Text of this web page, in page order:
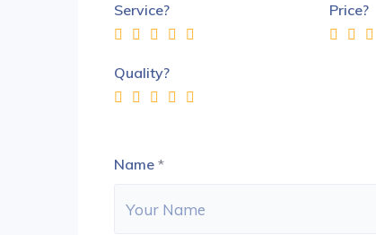
Service? Price?
Quality?
Name *